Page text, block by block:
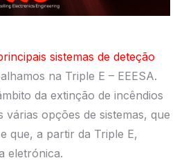
sistemas de deteção
na Triple E – EEESA.
da extinção de incêndios
opções de sistemas, que
que, a partir da Triple E,
eletrónica.